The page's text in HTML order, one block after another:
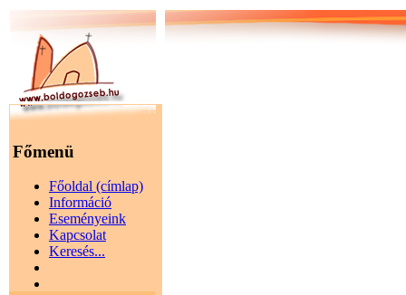
Főmenü
Főoldal (címlap)
Információ
Eseményeink
Kapcsolat
Keresés...